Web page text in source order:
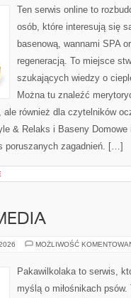
Ten serwis online to
osób, które interesują się
basenową, wannami SPA
regeneracją. To miejsce
szukających wiedzy o
Można tu znaleźć
również dla czytelników
& Relaks i Baseny Domowe
poruszanych zagadnień. […]
MOŻLIWOŚĆ
Pakawilkolaka to serwis,
myślą o miłośnikach